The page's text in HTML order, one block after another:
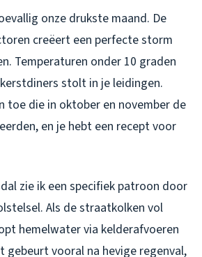
onze drukste maand. De
creëert een perfecte storm
Temperaturen onder 10 graden
stolt in je leidingen.
toe die in oktober en november de
en je hebt een recept voor
zie ik een specifiek patroon door
Als de straatkolken vol
hemelwater via kelderafvoeren
gebeurt vooral na hevige regenval,